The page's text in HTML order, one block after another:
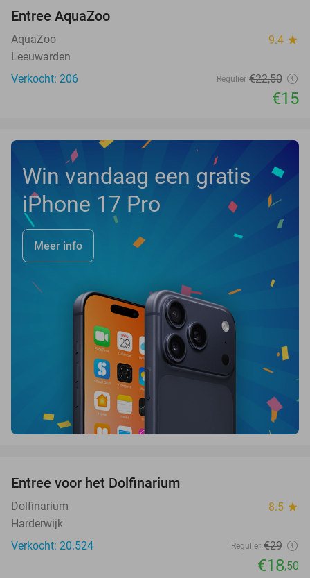
TODAY
Entree AquaZoo
AquaZoo 9.4 star
Leeuwarden
Verkocht: 206
Regulier €22,50
€15
Win vandaag een gratis
iPhone 17 Pro
Meer info
Entree voor het Dolfinarium
Dolfinarium 8.5 star
Harderwijk
Verkocht: 20.524
Regulier €29
€18,50